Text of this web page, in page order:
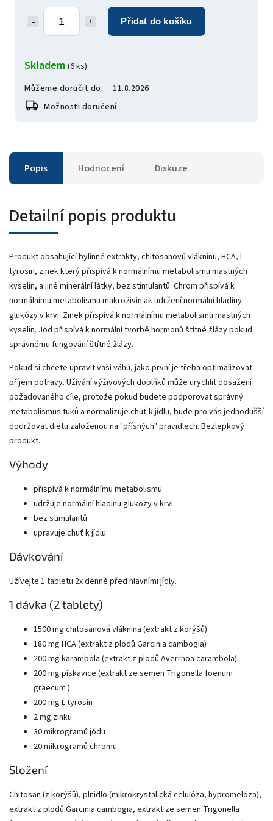
Přidat do košíku
Skladem (6 ks)
Můžeme doručit do:
11.8.2026
Možnosti doručení
Popis Hodnocení Diskuze
Detailní popis produktu
Produkt obsahující bylinné extrakty, chitosanovú vlákninu, HCA, l-
tyrosin, zinek který přispívá k normálnímu metabolismu mastných
kyselin, a jiné minerální látky, bez stimulantů. Chrom přispívá k
normálnímu metabolismu makroživin ak udržení normální hladiny
glukózy v krvi. Zinek přispívá k normálnímu metabolismu mastných
kyselin. Jod přispívá k normální tvorbě hormonů štítné žlázy pokud
správnému fungování štítné žlázy.
Pokud si chcete upravit vaši váhu, jako první je třeba optimalizovat
příjem potravy. Užívání výživových doplňků může urychlit dosažení
požadovaného cíle, protože pokud budete podporovat správný
metabolismus tuků a normalizuje chuť k jídlu, bude pro vás jednodušší
dodržovat dietu založenou na "přísných" pravidlech. Bezlepkový
produkt.
Výhody
přispívá k normálnímu metabolismu
udržuje normální hladinu glukózy v krvi
bez stimulantů
upravuje chuť k jídlu
Dávkování
Užívejte 1 tabletu 2x denně před hlavními jídly.
1 dávka (2 tablety)
1500 mg chitosanová vláknina (extrakt z korýšů)
180 mg HCA (extrakt z plodů Garcinia cambogia)
200 mg karambola (extrakt z plodů Averrhoa carambola)
200 mg pískavice (extrakt ze semen Trigonella foenum
graecum )
200 mg L-tyrosin
2 mg zinku
30 mikrogramů jódu
20 mikrogramů chromu
Složení
Chitosan (z korýšů), plnidlo (mikrokrystalická celulóza, hypromelóza),
extrakt z plodů Garcinia cambogia, extrakt ze semen Trigonella